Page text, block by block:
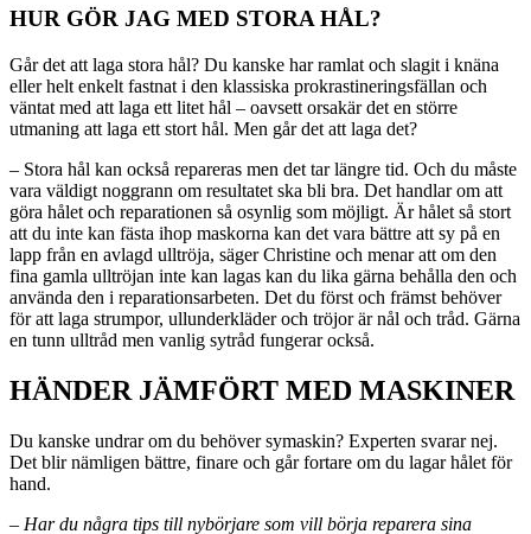
HUR GÖR JAG MED STORA HÅL?
Går det att laga stora hål? Du kanske har ramlat och slagit i knäna
eller helt enkelt fastnat i den klassiska prokrastineringsfällan och
väntat med att laga ett litet hål – oavsett orsakär det en större
utmaning att laga ett stort hål. Men går det att laga det?
– Stora hål kan också repareras men det tar längre tid. Och du måste
vara väldigt noggrann om resultatet ska bli bra. Det handlar om att
göra hålet och reparationen så osynlig som möjligt. Är hålet så stort
att du inte kan fästa ihop maskorna kan det vara bättre att sy på en
lapp från en avlagd ulltröja, säger Christine och menar att om den
fina gamla ulltröjan inte kan lagas kan du lika gärna behålla den och
använda den i reparationsarbeten. Det du först och främst behöver
för att laga strumpor, ullunderkläder och tröjor är nål och tråd. Gärna
en tunn ulltråd men vanlig sytråd fungerar också.
HÄNDER JÄMFÖRT MED MASKINER
Du kanske undrar om du behöver symaskin? Experten svarar nej.
Det blir nämligen bättre, finare och går fortare om du lagar hålet för
hand.
– Har du några tips till nybörjare som vill börja reparera sina